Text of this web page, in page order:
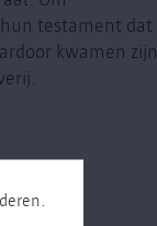
testament dat
kwamen zijn